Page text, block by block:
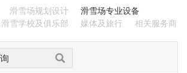
滑雪场规划设计
滑雪场专业设备
滑雪学校及俱乐部 媒体及旅行 相关服务商